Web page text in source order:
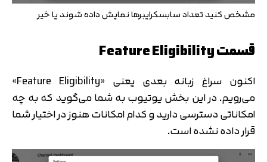
مشخص کنید تعداد سابسکرایبرها نمایش داده شوند یا خیر
قسمت Feature Eligibility
اکنون سراغ زبانه بعدی یعنی «Feature Eligibility»
می‌رویم. در این بخش یوتیوب به شما می‌گوید که به چه
امکاناتی دسترسی دارید و کدام امکانات هنوز در اختیار شما
قرار داده نشده است.